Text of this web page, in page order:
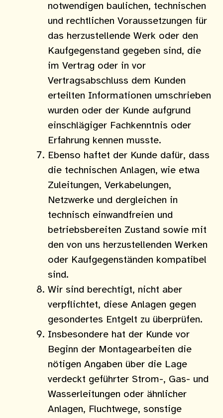
notwendigen baulichen, technischen
und rechtlichen Voraussetzungen für
das herzustellende Werk oder den
Kaufge­genstand gegeben sind, die
im Vertrag oder in vor
Vertragsabschluss dem Kunden
erteilten Informationen umschrieben
wurden oder der Kunde aufgrund
einschlägiger Fachkenntnis oder
Erfahrung kennen musste.
Ebenso haftet der Kunde dafür, dass
die technischen Anlagen, wie etwa
Zuleitungen, Verkabelungen,
Netzwerke und derglei­chen in
technisch einwandfreien und
betriebsbereiten Zustand sowie mit
den von uns herzustellenden Werken
oder Kaufgegenständen kompatibel
sind.
Wir sind be­rechtigt, nicht aber
verpflichtet, diese Anlagen gegen
gesondertes Entgelt zu überprüfen.
Insbesondere hat der Kunde vor
Beginn der Montagearbeiten die
nötigen Angaben über die Lage
verdeckt geführter Strom-, Gas- und
Wasserleitungen oder ähnlicher
Anlagen, Fluchtwege, sonstige